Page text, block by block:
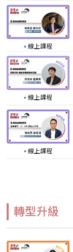
線上課程
線上課程
線上課程
轉型升級